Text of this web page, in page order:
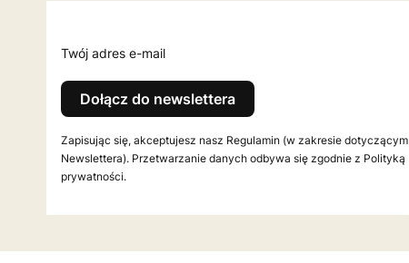
Twój adres e-mail
Dołącz do newslettera
Zapisując się, akceptujesz nasz Regulamin (w zakresie dotyczącym
Newslettera). Przetwarzanie danych odbywa się zgodnie z Polityką
prywatności.